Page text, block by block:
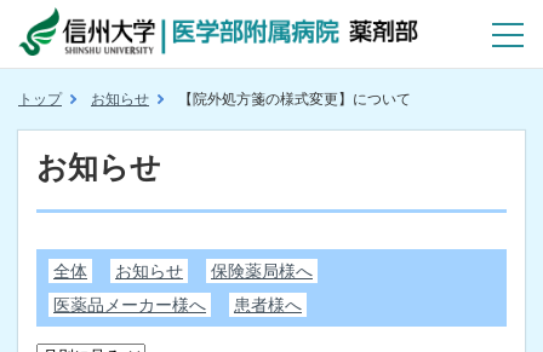
トップ お知らせ 【院外処方箋の様式変更】について
お知らせ
全体 お知らせ
保険薬局様へ
医薬品メーカー様へ
患者様へ